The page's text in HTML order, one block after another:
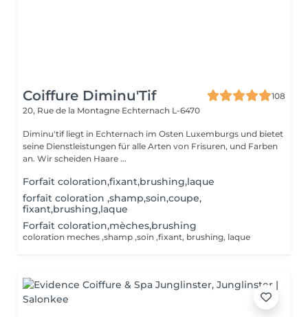
Coiffure Diminu'Tif
108
20, Rue de la Montagne Echternach L-6470
Diminu'tif liegt in Echternach im Osten Luxemburgs und bietet
seine Dienstleistungen für alle Arten von Frisuren, und Farben
an. Wir scheiden Haare ...
Forfait coloration,fixant,brushing,laque
forfait coloration ,shamp,soin,coupe,
fixant,brushing,laque
Forfait coloration,mèches,brushing
coloration meches ,shamp ,soin ,fixant, brushing, laque